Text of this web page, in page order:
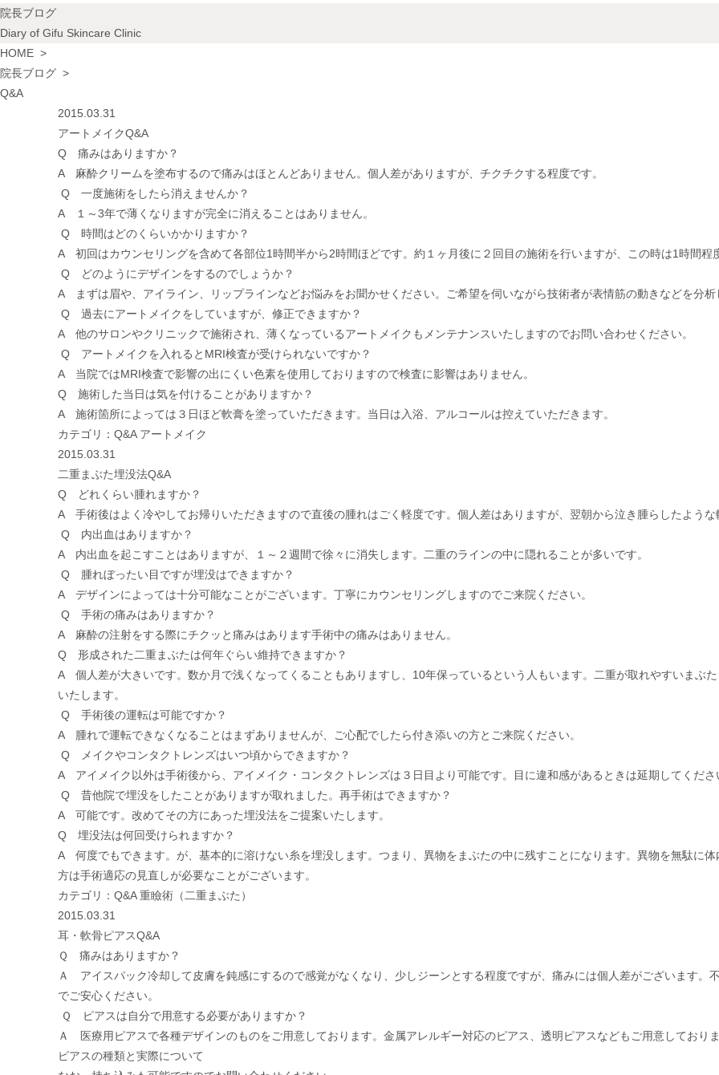
院長ブログ
Diary of Gifu Skincare Clinic
HOME >
院長ブログ >
Q&A
2015.03.31
アートメイクQ&A
Q 痛みはありますか？
A 麻酔クリームを塗布するので痛みはほとんどありません。個人差がありますが、チクチクする程度です。
Q 一度施術をしたら消えませんか？
A １～3年で薄くなりますが完全に消えることはありません。
Q 時間はどのくらいかかりますか？
A 初回はカウンセリングを含めて各部位1時間半から2時間ほどです。約１ヶ月後に２回目の施術を行いますが、この時は1時間程
Q どのようにデザインをするのでしょうか？
A まずは眉や、アイライン、リップラインなどお悩みをお聞かせください。ご希望を伺いながら技術者が表情筋の動きなどを分
Q 過去にアートメイクをしていますが、修正できますか？
A 他のサロンやクリニックで施術され、薄くなっているアートメイクもメンテナンスいたしますのでお問い合わせください。
Q アートメイクを入れるとMRI検査が受けられないですか？
A 当院ではMRI検査で影響の出にくい色素を使用しておりますので検査に影響はありません。
Q 施術した当日は気を付けることがありますか？
A 施術箇所によっては３日ほど軟膏を塗っていただきます。当日は入浴、アルコールは控えていただきます。
カテゴリ： Q&A アートメイク
2015.03.31
二重まぶた埋没法Q&A
Q どれくらい腫れますか？
A 手術後はよく冷やしてお帰りいただきますので直後の腫れはごく軽度です。個人差はありますが、翌朝から泣き腫らしたよう
Q 内出血はありますか？
A 内出血を起こすことはありますが、１～２週間で徐々に消失します。二重のラインの中に隠れることが多いです。
Q 腫れぼったい目ですが埋没はできますか？
A デザインによっては十分可能なことがございます。丁寧にカウンセリングしますのでご来院ください。
Q 手術の痛みはありますか？
A 麻酔の注射をする際にチクッと痛みはあります手術中の痛みはありません。
Q 形成された二重まぶたは何年ぐらい維持できますか？
A 個人差が大きいです。数か月で浅くなってくることもありますし、10年保っているという人もいます。二重が取れやすいまぶ
いたします。
Q 手術後の運転は可能ですか？
A 腫れで運転できなくなることはまずありませんが、ご心配でしたら付き添いの方とご来院ください。
Q メイクやコンタクトレンズはいつ頃からできますか？
A アイメイク以外は手術後から、アイメイク・コンタクトレンズは３日目より可能です。目に違和感があるときは延期してくださ
Q 昔他院で埋没をしたことがありますが取れました。再手術はできますか？
A 可能です。改めてその方にあった埋没法をご提案いたします。
Q 埋没法は何回受けられますか？
A 何度でもできます。が、基本的に溶けない糸を埋没します。つまり、異物をまぶたの中に残すことになります。異物を無駄に
方は手術適応の見直しが必要なことがございます。
カテゴリ： Q&A 重瞼術（二重まぶた）
2015.03.31
耳・軟骨ピアスQ&A
Ｑ 痛みはありますか？
Ａ アイスパック冷却して皮膚を鈍感にするので感覚がなくなり、少しジーンとする程度ですが、痛みには個人差がございます。
でご安心ください。
Ｑ ピアスは自分で用意する必要がありますか？
Ａ 医療用ピアスで各種デザインのものをご用意しております。金属アレルギー対応のピアス、透明ピアスなどもご用意しており
ピアスの種類と実際について